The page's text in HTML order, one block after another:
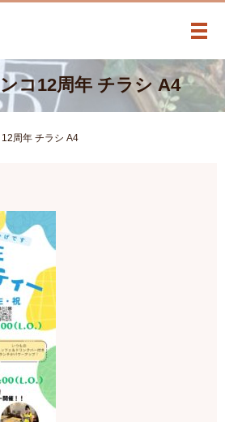
メ
コ12周年 チラシ A4
周年 チラシ A4